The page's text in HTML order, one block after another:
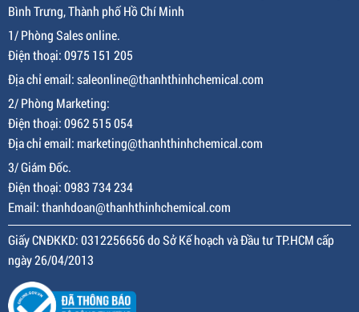
Bình Trưng, Thành phố Hồ Chí Minh
1/ Phòng Sales online.
Điện thoại: 0975 151 205
Địa chỉ email: saleonline@thanhthinhchemical.com
2/ Phòng Marketing:
Điện thoại: 0962 515 054
Địa chỉ email: marketing@thanhthinhchemical.com
3/ Giám Đốc.
Điện thoại: 0983 734 234
Email: thanhdoan@thanhthinhchemical.com
Giấy CNĐKKD: 0312256656 do Sở Kế hoạch và Đầu tư TP.HCM cấp
ngày 26/04/2013